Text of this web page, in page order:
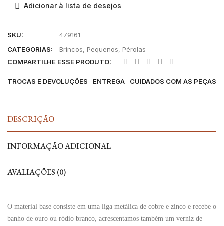
Adicionar à lista de desejos
SKU:
479161
CATEGORIAS:
Brincos, Pequenos, Pérolas
COMPARTILHE ESSE PRODUTO:
TROCAS E DEVOLUÇÕES ENTREGA CUIDADOS COM AS PEÇAS
DESCRIÇÃO
INFORMAÇÃO ADICIONAL
AVALIAÇÕES (0)
O material base consiste em uma liga metálica de cobre e zinco e recebe o
banho de ouro ou ródio branco, acrescentamos também um verniz de